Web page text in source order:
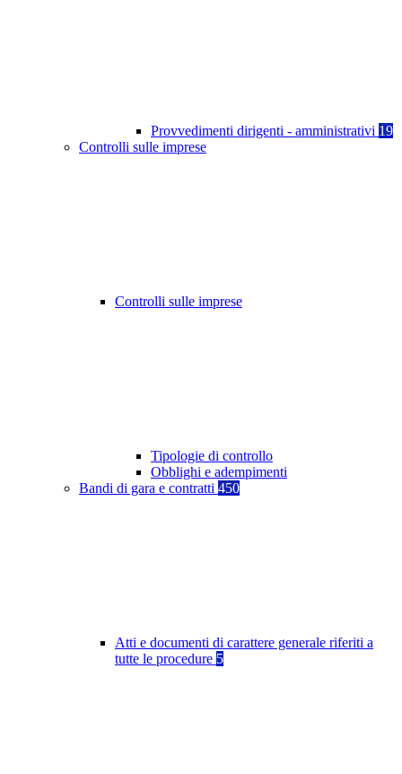
Provvedimenti dirigenti - amministrativi 19
Controlli sulle imprese
Controlli sulle imprese
Tipologie di controllo
Obblighi e adempimenti
Bandi di gara e contratti 450
Atti e documenti di carattere generale riferiti a
tutte le procedure 5